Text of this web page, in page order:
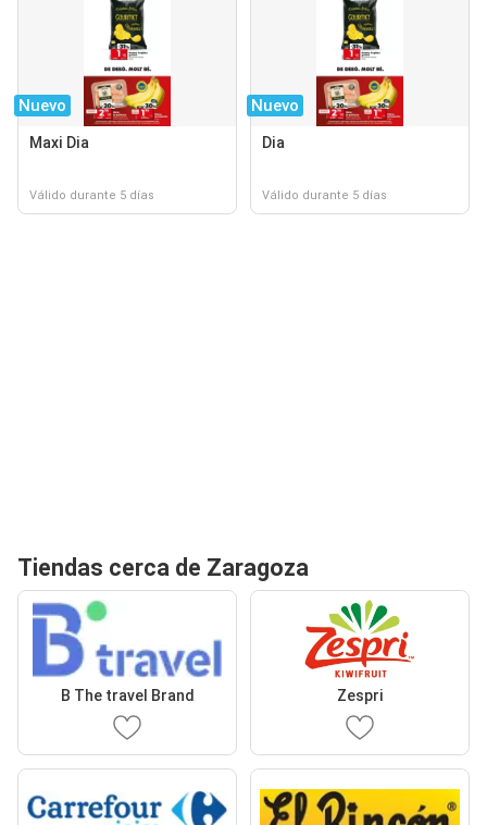
Nuevo
Maxi Dia
Válido durante 5 días
Nuevo
Dia
Válido durante 5 días
Tiendas cerca de Zaragoza
B The travel Brand Zespri